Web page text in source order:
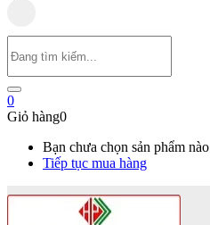
0
Giỏ hàng0
Bạn chưa chọn sản phẩm nào
Tiếp tục mua hàng